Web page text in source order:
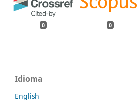
0 0
Idioma
English